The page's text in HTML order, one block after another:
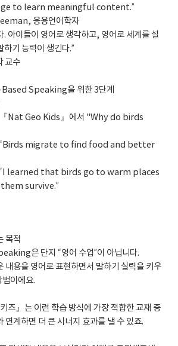
to learn meaningful content.”
응용언어학자
. 아이들이 영어로 생각하고, 영어로 세계를 설
하기 능력이 생긴다.”
교수
Speaking을 위한 3단계
『Nat Geo Kids』에서 "Why do birds
“Birds migrate to find food and better
“I learned that birds go to warm places
survive.”
목적
은 단지 “영어 수업”이 아닙니다.
내용을 영어로 표현하면서 말하기 실력을 키우
이에요.
즈』는 이런 학습 방식에 가장 적합한 교재 중
연계하면 더 큰 시너지 효과를 낼 수 있죠.